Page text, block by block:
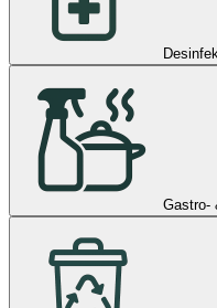
Gastro-